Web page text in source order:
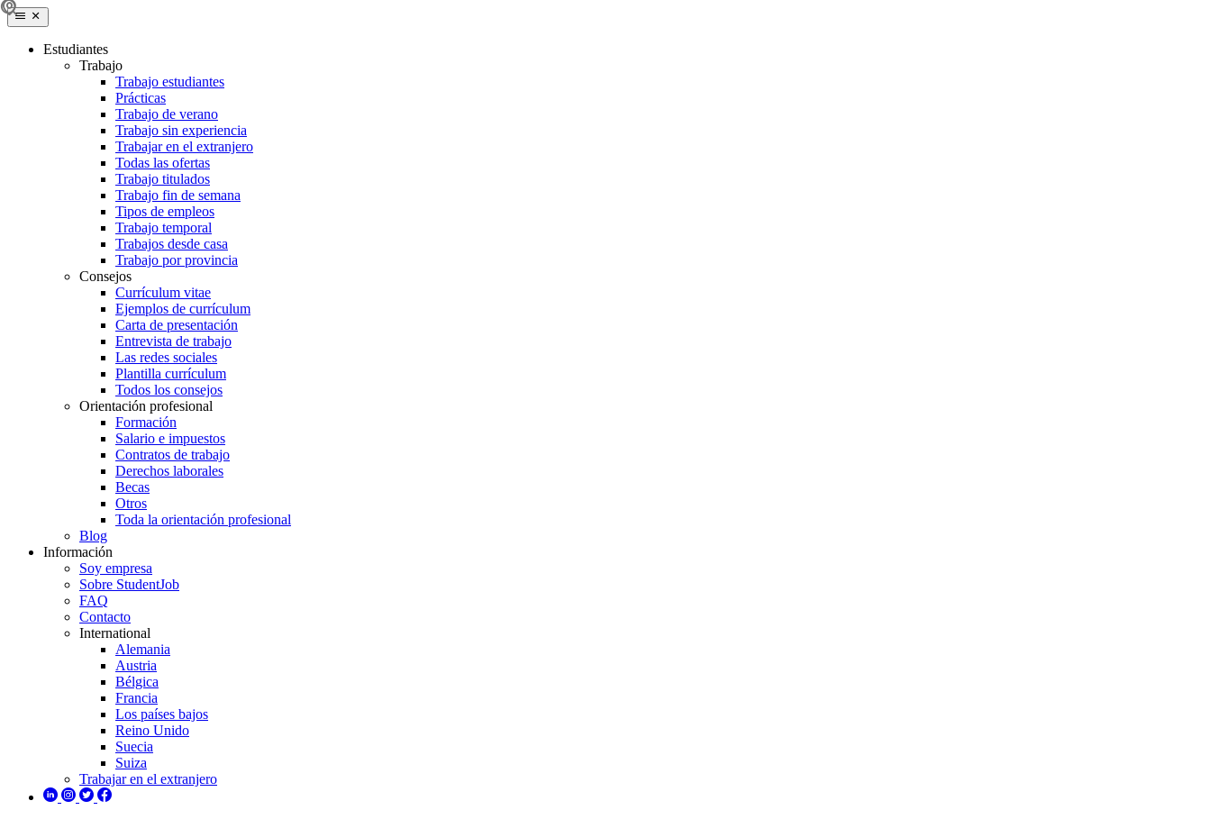
Estudiantes
Trabajo
Trabajo estudiantes
Prácticas
Trabajo de verano
Trabajo sin experiencia
Trabajar en el extranjero
Todas las ofertas
Trabajo titulados
Trabajo fin de semana
Tipos de empleos
Trabajo temporal
Trabajos desde casa
Trabajo por provincia
Consejos
Currículum vitae
Ejemplos de currículum
Carta de presentación
Entrevista de trabajo
Las redes sociales
Plantilla currículum
Todos los consejos
Orientación profesional
Formación
Salario e impuestos
Contratos de trabajo
Derechos laborales
Becas
Otros
Toda la orientación profesional
Blog
Información
Soy empresa
Sobre StudentJob
FAQ
Contacto
International
Alemania
Austria
Bélgica
Francia
Los países bajos
Reino Unido
Suecia
Suiza
Trabajar en el extranjero